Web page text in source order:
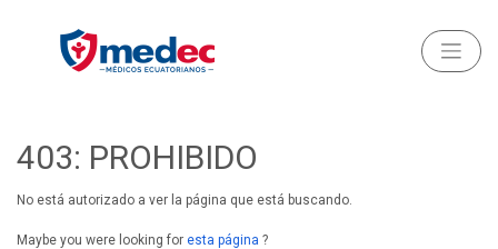
403: PROHIBIDO
No está autorizado a ver la página que está buscando.
Maybe you were looking for esta página ?